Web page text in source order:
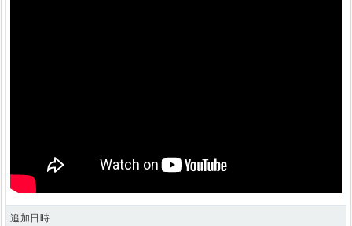
追加日時